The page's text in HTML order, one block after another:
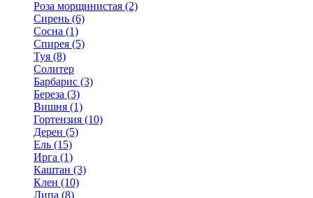
Роза морщинистая (2)
Сирень (6)
Сосна (1)
Спирея (5)
Туя (8)
Солитер
Барбарис (3)
Береза (3)
Вишня (1)
Гортензия (10)
Дерен (5)
Ель (15)
Ирга (1)
Каштан (3)
Клен (10)
Липа (8)